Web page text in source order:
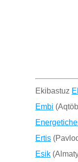
Ekibastuz
Embi
Ertis
Esik